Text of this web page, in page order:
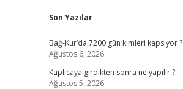
Sidebar
Son Yazılar
Bağ-Kur’da 7200 gün kimleri kapsıyor ?
Ağustos 6, 2026
Kaplicaya girdikten sonra ne yapılır ?
Ağustos 5, 2026